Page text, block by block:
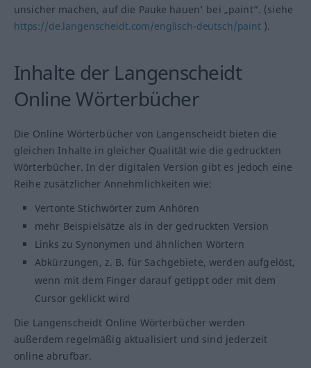
unsicher machen, auf die Pauke hauen' bei „paint“. (siehe
https://de.langenscheidt.com/englisch-deutsch/paint ).
Inhalte der Langenscheidt
Online Wörterbücher
Die Online Wörterbücher von Langenscheidt bieten die
gleichen Inhalte in gleicher Qualität wie die gedruckten
Wörterbücher. In der digitalen Version gibt es jedoch eine
Reihe zusätzlicher Annehmlichkeiten wie:
Vertonte Stichwörter zum Anhören
mehr Beispielsätze als in der gedruckten Version
Links zu Synonymen und ähnlichen Wörtern
Abkürzungen, z. B. für Sachgebiete, werden aufgelöst,
wenn mit dem Finger darauf getippt oder mit dem
Cursor geklickt wird
Die Langenscheidt Online Wörterbücher werden
außerdem regelmäßig aktualisiert und sind jederzeit
online abrufbar.